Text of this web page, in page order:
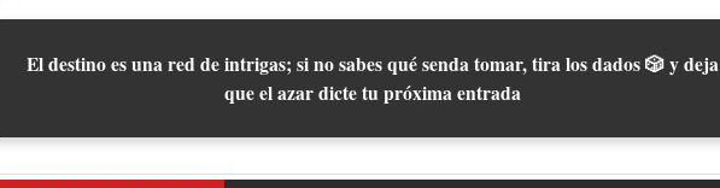
El destino es una red de intrigas; si no sabes qué senda tomar, tira los dados 🎲 y deja
que el azar dicte tu próxima entrada